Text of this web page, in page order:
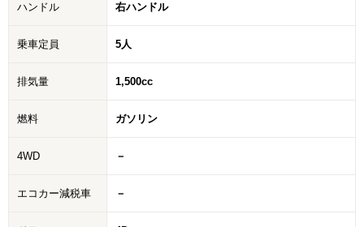
ハンドル 右ハンドル
乗車定員 5人
排気量 1,500cc
燃料 ガソリン
4WD －
エコカー減税車 －